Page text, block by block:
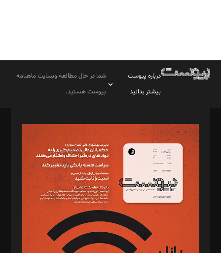
درباره پیوست
بیشتر بدانید
شما در حال مطالعه وبسایت ماهنامه
پیوست هستید.
مدیر مسئول: محمدباقر اثنی‌عشری
سردبیر: مهرک محمودی
دبیر تحریریه: میثم قاسمی
د‌بیر ناداستان: سمانه سمیع
د‌بیر خدمت و تجارت: ابوالفضل رجبی
د‌بیر حقوق فناوری: حسام‌الدین ایپکچی
د‌بیر پیوست جهان: مینا پاکدل
د‌بیر تحریریه آنلاین: بابک نقاش
تحریریه‌: مجتبی محمود‌ی، آرش برهمند، یسنا امان‌پور، سروش کرمیان،